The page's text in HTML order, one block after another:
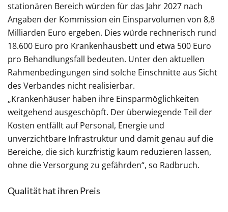
stationären Bereich würden für das Jahr 2027 nach
Angaben der Kommission ein Einsparvolumen von 8,8
Milliarden Euro ergeben. Dies würde rechnerisch rund
18.600 Euro pro Krankenhausbett und etwa 500 Euro
pro Behandlungsfall bedeuten. Unter den aktuellen
Rahmenbedingungen sind solche Einschnitte aus Sicht
des Verbandes nicht realisierbar.
„Krankenhäuser haben ihre Einsparmöglichkeiten
weitgehend ausgeschöpft. Der überwiegende Teil der
Kosten entfällt auf Personal, Energie und
unverzichtbare Infrastruktur und damit genau auf die
Bereiche, die sich kurzfristig kaum reduzieren lassen,
ohne die Versorgung zu gefährden“, so Radbruch.
Qualität hat ihren Preis